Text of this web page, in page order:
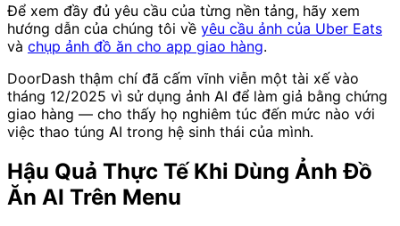
Để xem đầy đủ yêu cầu của từng nền tảng, hãy xem
hướng dẫn của chúng tôi về yêu cầu ảnh của Uber Eats
và chụp ảnh đồ ăn cho app giao hàng.
DoorDash thậm chí đã cấm vĩnh viễn một tài xế vào
tháng 12/2025 vì sử dụng ảnh AI để làm giả bằng chứng
giao hàng — cho thấy họ nghiêm túc đến mức nào với
việc thao túng AI trong hệ sinh thái của mình.
Hậu Quả Thực Tế Khi Dùng Ảnh Đồ
Ăn AI Trên Menu